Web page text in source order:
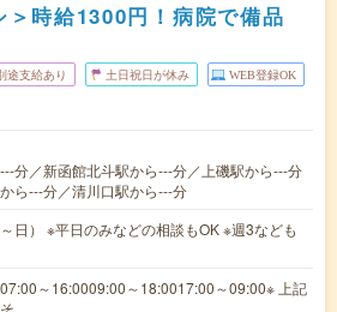
＞時給1300円！病院で備品
途支給あり 土日祝日が休み WEB登録OK
分／新函館北斗駅から---分／上磯駅から---分
ら---分／清川口駅から---分
日） ※平日のみなどの相談もOK ※週3なども
07:00～16:0009:00～18:0017:00～09:00※ 上記
そ…